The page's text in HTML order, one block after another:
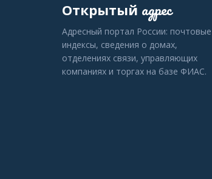
Открытый адрес
Адресный портал России: почтовые
индексы, сведения о домах,
отделениях связи, управляющих
компаниях и торгах на базе ФИАС.